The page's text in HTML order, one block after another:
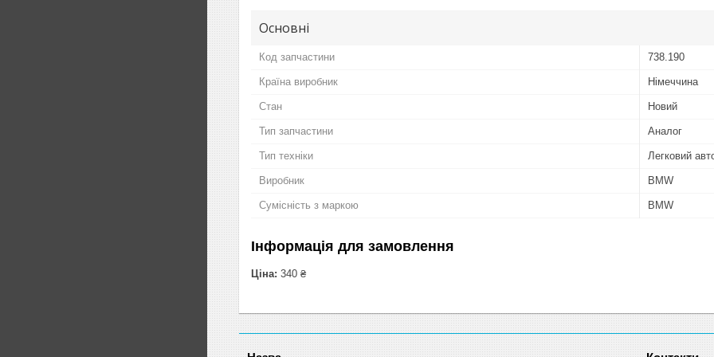
Основні
Код запчастини 738.190
Країна виробник Німеччина
Стан Новий
Тип запчастини Аналог
Тип техніки Легковий
Виробник BMW
Сумісність з маркою BMW
Інформація для замовлення
Ціна: 340 ₴